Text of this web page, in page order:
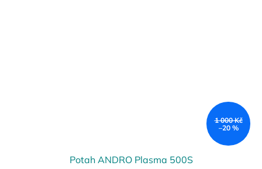
1 000 Kč
–20 %
Potah ANDRO Plasma 500S